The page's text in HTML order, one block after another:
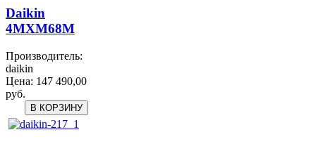
Daikin
4MXM68M
Производитель:
daikin
Цена: 147 490,00
руб.